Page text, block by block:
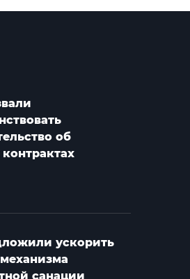
об
ускорить
санации